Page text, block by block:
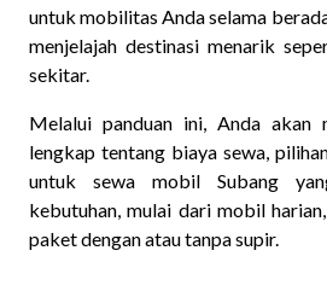
untuk mobilitas Anda selama
menjelajah destinasi menarik
sekitar.
Melalui panduan ini, Anda akan
lengkap tentang biaya sewa,
untuk sewa mobil Subang
kebutuhan, mulai dari mobil
paket dengan atau tanpa supir.